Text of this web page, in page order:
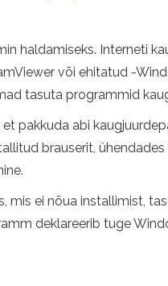
haldamiseks. Interneti
või ehitatud -
tasuta programmid
pakkuda abi
brauserit,
mis ei nõua installimist,
deklareerib tuge